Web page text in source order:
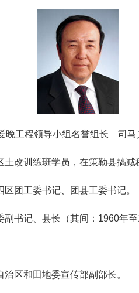
晚工程领导小组名誉组长 司马
改训练班学员，在策勒县搞减
团工委书记、团县工委书记。
书记、县长（其间：1960年
区和田地委宣传部副部长。